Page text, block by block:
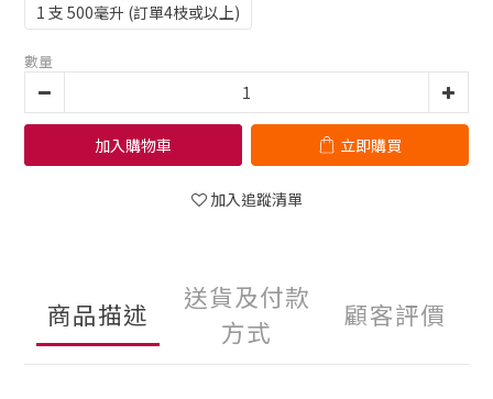
1 支 500毫升 (訂單4枝或以上)
數量
加入購物車 立即購買
加入追蹤清單
商品描述
送貨及付款
方式
顧客評價